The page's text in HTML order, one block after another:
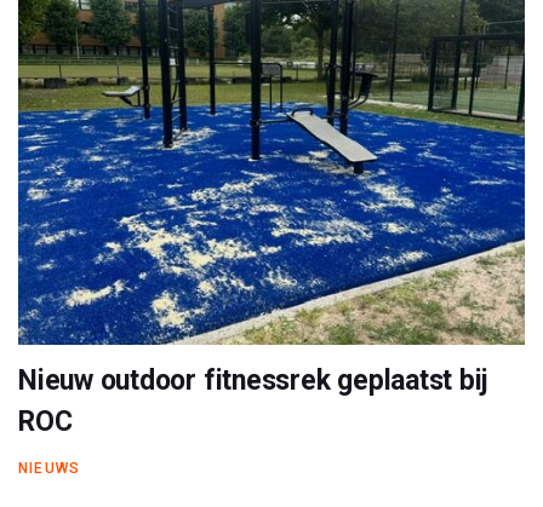
Nieuw outdoor fitnessrek geplaatst bij
ROC
NIEUWS